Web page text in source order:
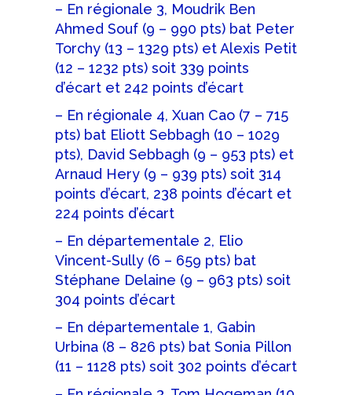
– En régionale 3, Moudrik Ben
Ahmed Souf (9 – 990 pts) bat Peter
Torchy (13 – 1329 pts) et Alexis Petit
(12 – 1232 pts) soit 339 points
d’écart et 242 points d’écart
– En régionale 4, Xuan Cao (7 – 715
pts) bat Eliott Sebbagh (10 – 1029
pts), David Sebbagh (9 – 953 pts) et
Arnaud Hery (9 – 939 pts) soit 314
points d’écart, 238 points d’écart et
224 points d’écart
– En départementale 2, Elio
Vincent-Sully (6 – 659 pts) bat
Stéphane Delaine (9 – 963 pts) soit
304 points d’écart
– En départementale 1, Gabin
Urbina (8 – 826 pts) bat Sonia Pillon
(11 – 1128 pts) soit 302 points d’écart